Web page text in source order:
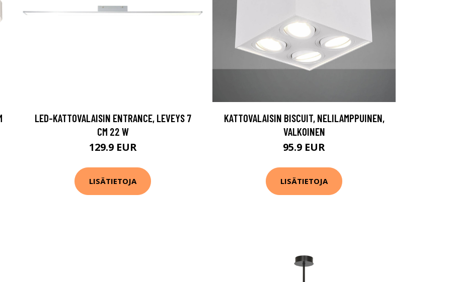
LED-KATTOVALAISIN ENTRANCE, LEVEYS 7
CM 22 W
129.9 EUR
LISÄTIETOJA
KATTOVALAISIN BISCUIT, NELILAMPPUINEN,
VALKOINEN
95.9 EUR
LISÄTIETOJA